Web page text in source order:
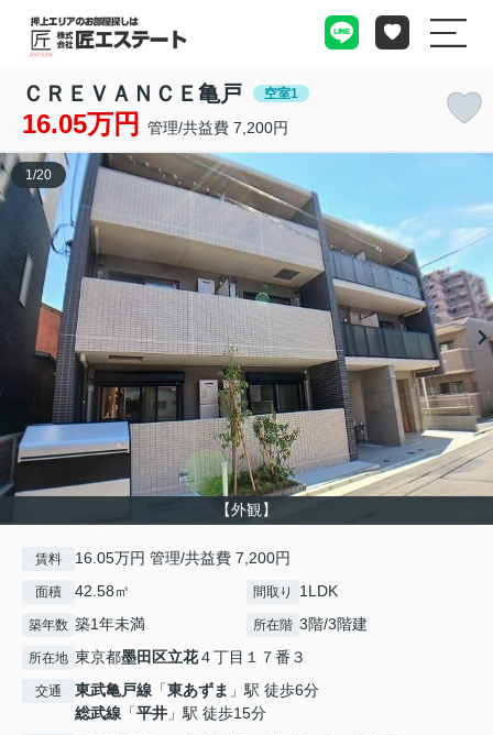
ＣＲＥＶＡＮＣＥ亀戸 空室1
16.05万円 管理/共益費 7,200円
【外観】
1 /20
賃料 16.05万円 管理/共益費 7,200円
面積 42.58㎡ 間取り 1LDK
築年数 築1年未満 所在階 3階/3階建
所在地 東京都墨田区立花４丁目１７番３
交通 東武亀戸線 「東あずま 」駅 徒歩6分
総武線 「平井 」駅 徒歩15分